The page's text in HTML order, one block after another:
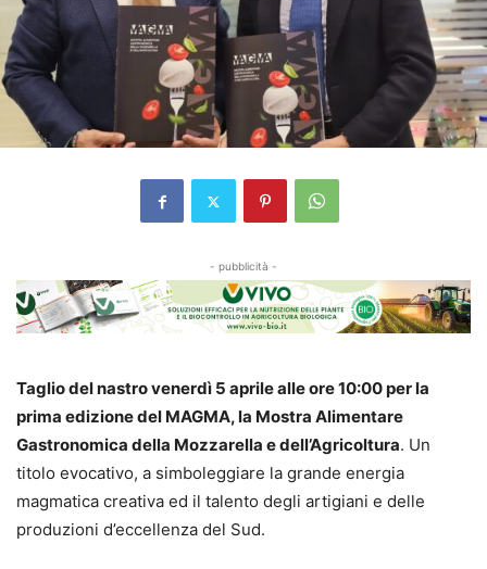
- pubblicità -
Taglio del nastro venerdì 5 aprile alle ore 10:00 per la
prima edizione del MAGMA, la Mostra Alimentare
Gastronomica della Mozzarella e dell’Agricoltura. Un
titolo evocativo, a simboleggiare la grande energia
magmatica creativa ed il talento degli artigiani e delle
produzioni d’eccellenza del Sud.